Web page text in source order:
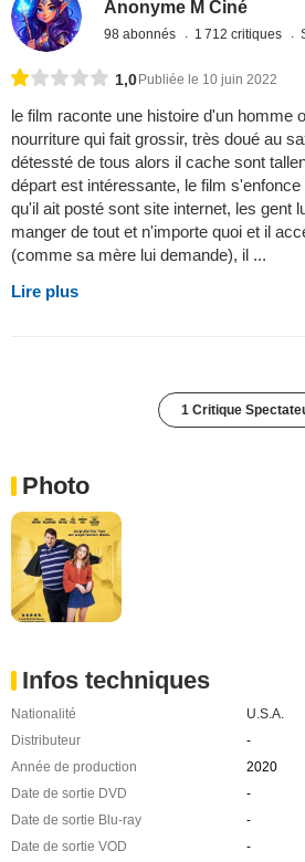
Anonyme M Ciné
98 abonnés 1 712 critiques
1,0 Publiée le 10 juin 2022
le film raconte une histoire d'un homme
nourriture qui fait grossir, très doué au
détessté de tous alors il cache sont
départ est intéressante, le film
qu'il ait posté sont site internet, les gent
manger de tout et n'importe quoi et il
(comme sa mère lui demande), il ...
Lire plus
1 Critique
Photo
Infos techniques
Nationalité
U.S.A.
Distributeur
-
Année de production
2020
Date de sortie DVD
-
Date de sortie Blu-ray
-
Date de sortie VOD
-